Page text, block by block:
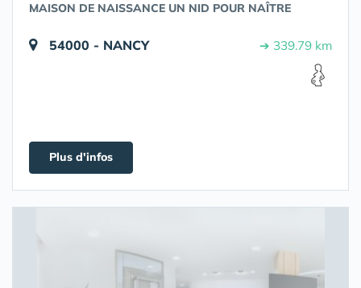
MAISON DE NAISSANCE UN NID POUR NAÎTRE
54000 - NANCY ➔ 339.79 km
Plus d'infos